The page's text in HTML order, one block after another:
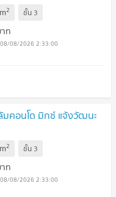
m2 ชั้น 3
ท
08/08/2026 2:33:00
มคอนโด มิกซ์ แจ้งวัฒนะ
m2 ชั้น 3
ท
08/08/2026 2:33:00